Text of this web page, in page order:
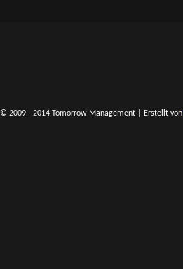
© 2009 - 2014 Tomorrow Management | Erstellt von